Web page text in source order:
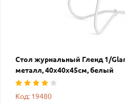
Стол журнальный Гленд 1/
металл, 40х40х45см, белый
Код: 19480